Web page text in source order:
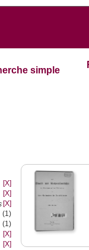
simple
[X]
[X]
[X]
(1)
(1)
[X]
[X]